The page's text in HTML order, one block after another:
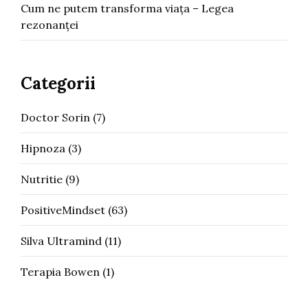
Cum ne putem transforma viața – Legea
rezonanței
Categorii
Doctor Sorin (7)
Hipnoza (3)
Nutritie (9)
PositiveMindset (63)
Silva Ultramind (11)
Terapia Bowen (1)